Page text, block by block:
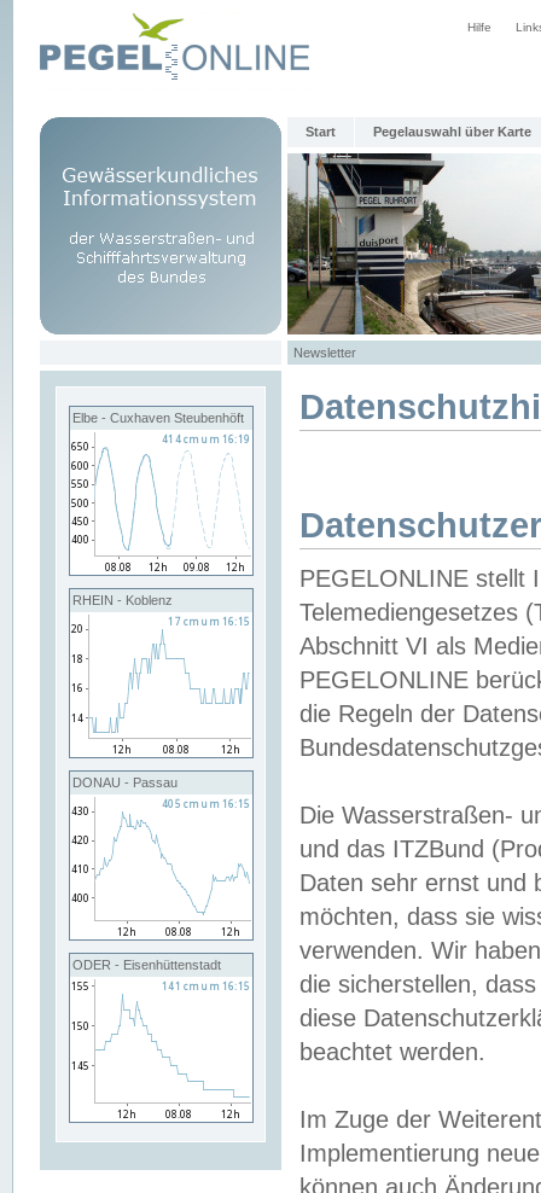
Hilfe
Start Pegelauswahl über Karte
Newsletter
Elbe - Cuxhaven Steubenhöft
RHEIN - Koblenz
DONAU - Passau
ODER - Eisenhüttenstadt
PEGELONLINE stellt
Telemediengesetzes
Abschnitt VI als
PEGELONLINE
die Regeln der
Die Wasserstraßen-
und das ITZBund
Daten sehr ernst und
möchten, dass sie
verwenden. Wir
die sicherstellen,
diese
beachtet werden.
Im Zuge der
Implementierung
können auch